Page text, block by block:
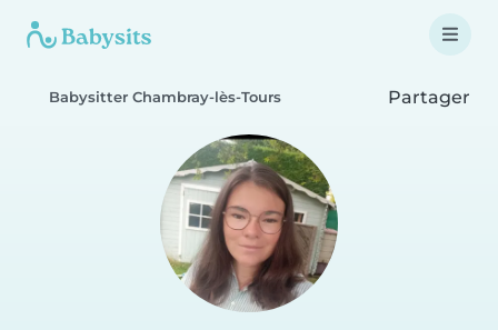
Babysitter Chambray-lès-Tours Partager